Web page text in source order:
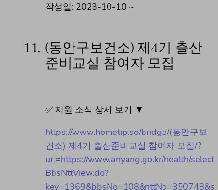
작성일: 2023-10-10 ~
11. (동안구보건소) 제4기 출산
준비교실 참여자 모집
✅ 지원 소식 상세 보기 ▼
https://www.hometip.so/bridge/(동안구보
건소) 제4기 출산준비교실 참여자 모집/?
url=https://www.anyang.go.kr/health/select
BbsNttView.do?
key=1369&bbsNo=108&nttNo=350748&s